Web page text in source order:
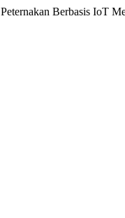
Berbasis IoT